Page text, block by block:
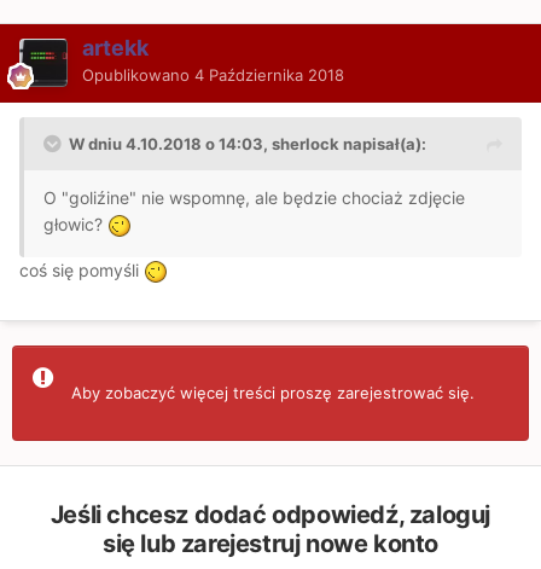
artekk
Opublikowano 4 Października 2018
W dniu 4.10.2018 o 14:03, sherlock napisał(a):
O "goliźine" nie wspomnę, ale będzie chociaż zdjęcie
głowic?
coś się pomyśli
Aby zobaczyć więcej treści proszę zarejestrować się.
Jeśli chcesz dodać odpowiedź, zaloguj
się lub zarejestruj nowe konto